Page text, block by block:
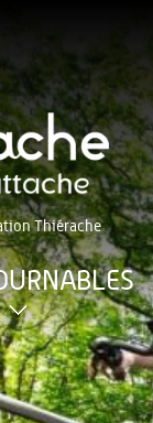
Thiérache